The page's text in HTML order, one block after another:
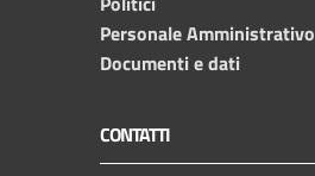
Personale Amministrativo
Documenti e dati
CONTATTI